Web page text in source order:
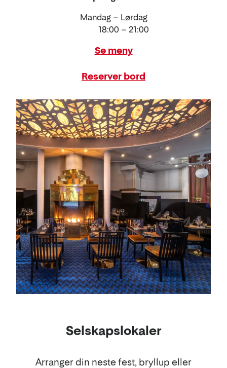
Mandag – Lørdag
18:00 – 21:00
Se meny
Reserver bord
Selskapslokaler
Arranger din neste fest, bryllup eller